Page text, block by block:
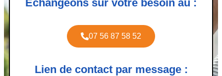
Échangeons sur votre besoin au :
07 56 87 58 52
Lien de contact par message :